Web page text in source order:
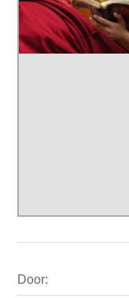
Sidebar
Door: